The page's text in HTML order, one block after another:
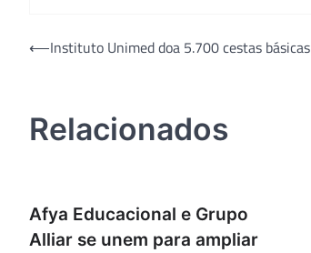
Navegação
⟵Instituto Unimed doa 5.700 cestas básicas
Relacionados
Afya Educacional e Grupo
Alliar se unem para ampliar